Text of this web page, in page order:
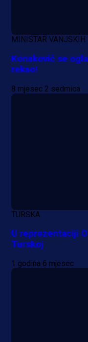
MINISTAR VANJSKIH
Konaković se
rekao!
8 mjesec 2 sedmica
TURSKA
U reprezentaciji
Turskoj
1 godina 6 mjesec